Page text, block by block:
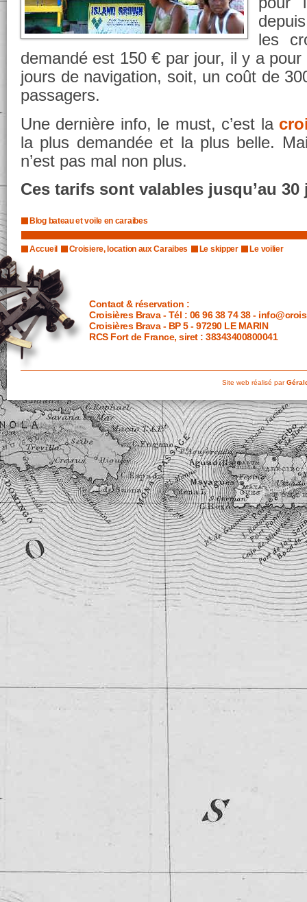
les
demandé est 150 € par jour, il y a
jours de navigation, soit, un coût de
passagers.
Une dernière info, le must, c’est la
la plus demandée et la plus belle.
n’est pas mal non plus.
Ces tarifs sont valables jusqu’au 30
Blog bateau et voile en caraibes
Accueil Croisiere, location aux Caraibes Le skipper Le voilier
Contact & réservation :
Croisières Brava - Tél : 06 96 38 74 38 -
Croisières Brava - BP 5 - 97290 LE MARIN
RCS Fort de France, siret : 38343400800041
Site web réalisé par